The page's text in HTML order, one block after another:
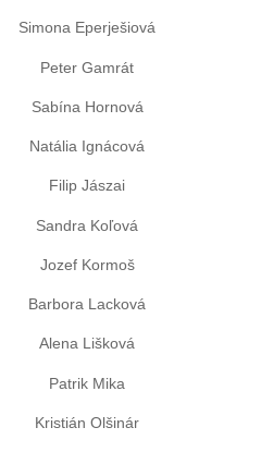
Simona Eperješiová
Peter Gamrát
Sabína Hornová
Natália Ignácová
Filip Jászai
Sandra Koľová
Jozef Kormoš
Barbora Lacková
Alena Lišková
Patrik Mika
Kristián Olšinár